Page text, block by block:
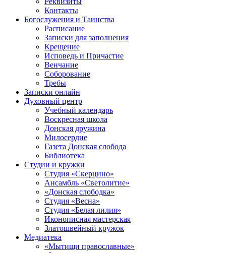
Контакты
Богослужения и Таинства
Расписание
Записки для заполнения
Крещение
Исповедь и Причастие
Венчание
Соборование
Требы
Записки онлайн
Духовный центр
Учебный календарь
Воскресная школа
Донская дружина
Милосердие
Газета Донская слобода
Библиотека
Студии и кружки
Студия «Скерцино»
Ансамбль «Светолитие»
«Донская слободка»
Студия «Весна»
Студия «Белая лилия»
Иконописная мастерская
Златошвейный кружок
Медиатека
«Мытищи православные»